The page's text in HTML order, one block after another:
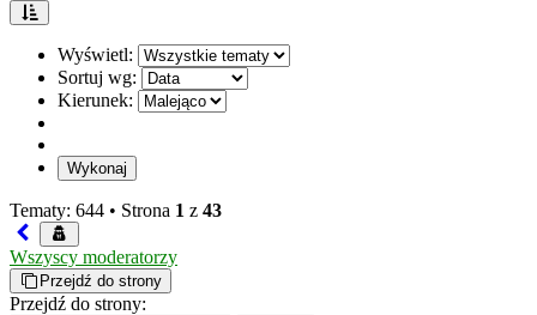
Wyświetl:
Sortuj wg:
Kierunek:
Tematy: 644 • Strona 1 z 43
Wszyscy moderatorzy
Przejdź do strony
Przejdź do strony: